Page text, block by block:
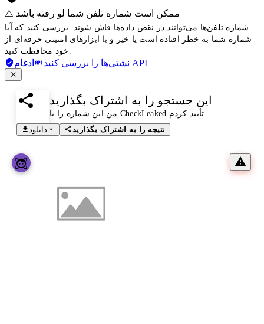
⚠️ ممکن است شماره تلفن شما لو رفته باشد
شماره تلفن‌ها می‌توانند در نقض داده‌ها فاش شوند. بررسی کنید که آیا
شماره شما به خطر افتاده است یا خیر و با ابزارهای امنیتی حرفه‌ای از
نشتی‌ها را بررسی کنید ادغام API
این جستجو را به اشتراک بگذارید
من این شماره را با CheckLeaked تأیید کردم
دانلود
نتیجه را به اشتراک بگذارید